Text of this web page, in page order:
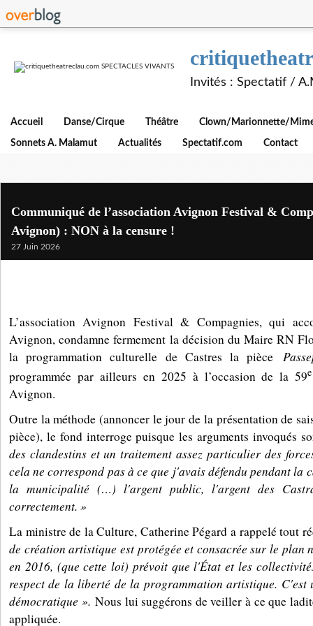
Invités : Spectatif /
Accueil Danse/Cirque Théâtre Clown/Marionnette/
Sonnets A. Malamut Actualités Spectatif.com Contact
Communiqué de l’association Avignon Festival &
Avignon) : NON à la censure !
27 Juin 2026
L’association Avignon Festival & Compagnies, qui
Avignon, condamne fermement la décision du Maire RN
la programmation culturelle de Castres la pièce
programmée par ailleurs en 2025 à l’occasion de la 59e
Avignon.
Outre la méthode (annoncer le jour de la présentation de
pièce), le fond interroge puisque les arguments invoqués
des clandestins et un traitement assez particulier des
cela ne correspond pas à ce que j'avais défendu pendant la
la municipalité (…) l'argent public, l'argent des
correctement. »
La ministre de la Culture, Catherine Pégard a rappelé tout
de création artistique est protégée et consacrée sur le plan
en 2016, (que cette loi) prévoit que l'État et les
respect de la liberté de la programmation artistique. C'est
démocratique ». Nous lui suggérons de veiller à ce que
appliquée.